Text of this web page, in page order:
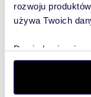
rozwoju
używa Twoich
Dowiedz się
dane są
zmienić lub